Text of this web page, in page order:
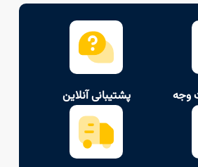
وجه پشتیبانی آنلاین